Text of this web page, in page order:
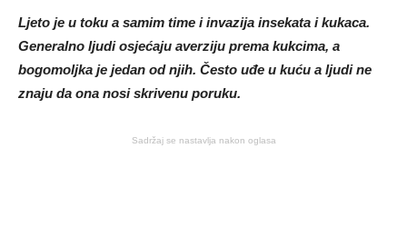
Ljeto je u toku a samim time i invazija insekata i kukaca.
Generalno ljudi osjećaju averziju prema kukcima, a
bogomoljka je jedan od njih. Često uđe u kuću a ljudi ne
znaju da ona nosi skrivenu poruku.
Sadržaj se nastavlja nakon oglasa